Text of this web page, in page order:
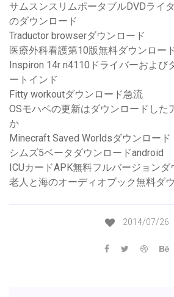
サムスンスリムポータブルDVDライ
のダウンロード
Traductor browserダウンロード
医療外科看護第10版無料ダウンロー
Inspiron 14r n4110ドライバーおよび
ートインド
Fitty workoutダウンロード急流
OSモハベの更新はダウンロードした
か
Minecraft Saved Worldsダウンロード
シムズ5ベータダウンロードandroid
ICUカードAPK無料フルバージョンダ
老人と海のオーディオブック無料ダ
2014/07/26